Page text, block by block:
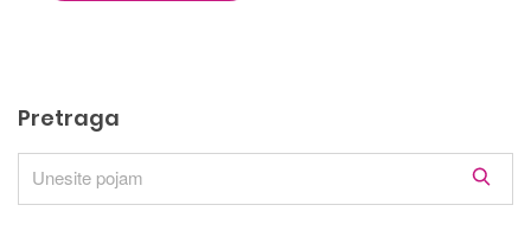
Pretraga
e